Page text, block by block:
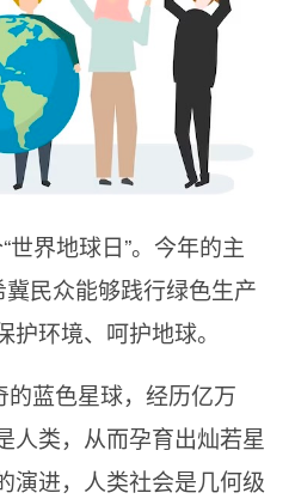
界地球日”。今年的主
冀民众能够践行绿色生产
环境、呵护地球。
蓝色星球，经历亿万
人类，从而孕育出灿若星
演进，人类社会是几何级